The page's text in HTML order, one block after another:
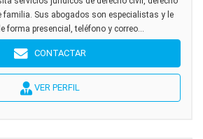
familia. Sus abogados son especialistas y le
forma presencial, teléfono y correo...
CONTACTAR
VER PERFIL